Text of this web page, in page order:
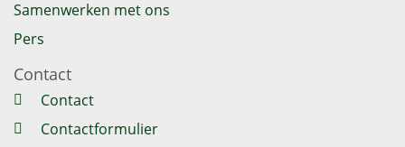
Samenwerken met ons
Pers
Contact
Contact
Contactformulier